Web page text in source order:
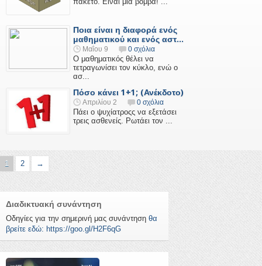
Ποια είναι η διαφορά ενός
μαθηματικού και ενός αστ...
Μαΐου 9 0 σχόλια
Ο μαθηματικός θέλει να
τετραγωνίσει τον κύκλο, ενώ ο
ασ...
Πόσο κάνει 1+1; (Ανέκδοτο)
Απριλίου 2 0 σχόλια
Πάει ο ψυχίατροςς να εξετάσει
τρεις ασθενείς. Ρωτάει τον ...
1 2 →
Διαδικτυακή συνάντηση
Οδηγίες για την σημερινή μας συνάντηση θα
βρείτε εδώ: https://goo.gl/H2F6qG